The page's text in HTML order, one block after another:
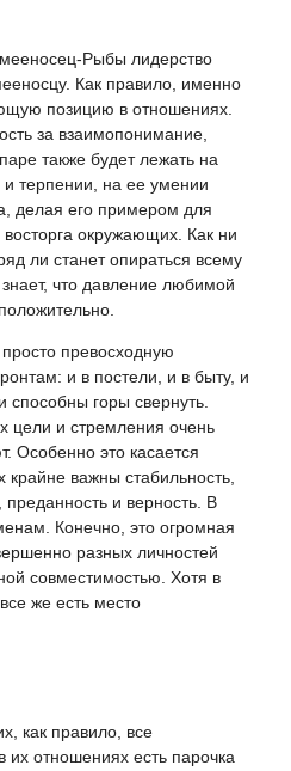
Рыбы лидерство
Как правило, именно
позицию в отношениях.
за взаимопонимание,
также будет лежать на
терпении, на ее умении
делая его примером для
окружающих. Как ни
ли станет опираться всему
знает, что давление любимой
превосходную
и в постели, и в быту, и
способны горы свернуть.
цели и стремления очень
Особенно это касается
важны стабильность,
преданность и верность. В
Конечно, это огромная
разных личностей
совместимостью. Хотя в
же есть место
как правило, все
их отношениях есть парочка